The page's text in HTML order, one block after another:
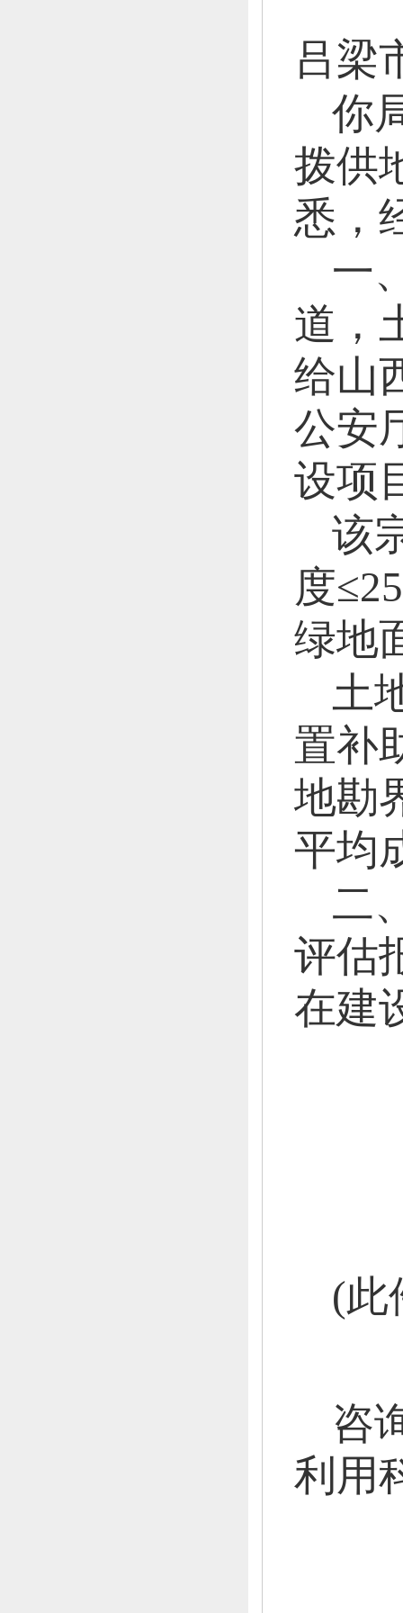
吕梁
你
拨供
悉，
一
道，
给山
公安
设项
该
度
绿地
土
置补
地勘
平均
二
评估
在建
(此
咨
利用